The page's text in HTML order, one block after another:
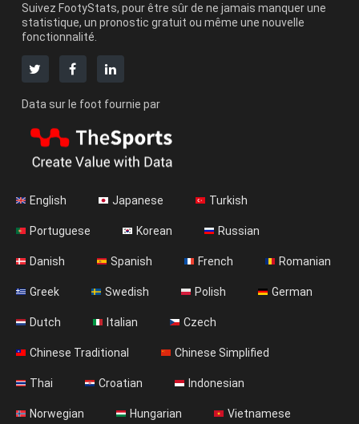
Suivez FootyStats, pour être sûr de ne jamais manquer une
statistique, un pronostic gratuit ou même une nouvelle
fonctionnalité.
Data sur le foot fournie par
English Japanese Turkish
Portuguese Korean Russian
Danish Spanish French Romanian
Greek Swedish Polish German
Dutch Italian Czech
Chinese Traditional Chinese Simplified
Thai Croatian Indonesian
Norwegian Hungarian Vietnamese